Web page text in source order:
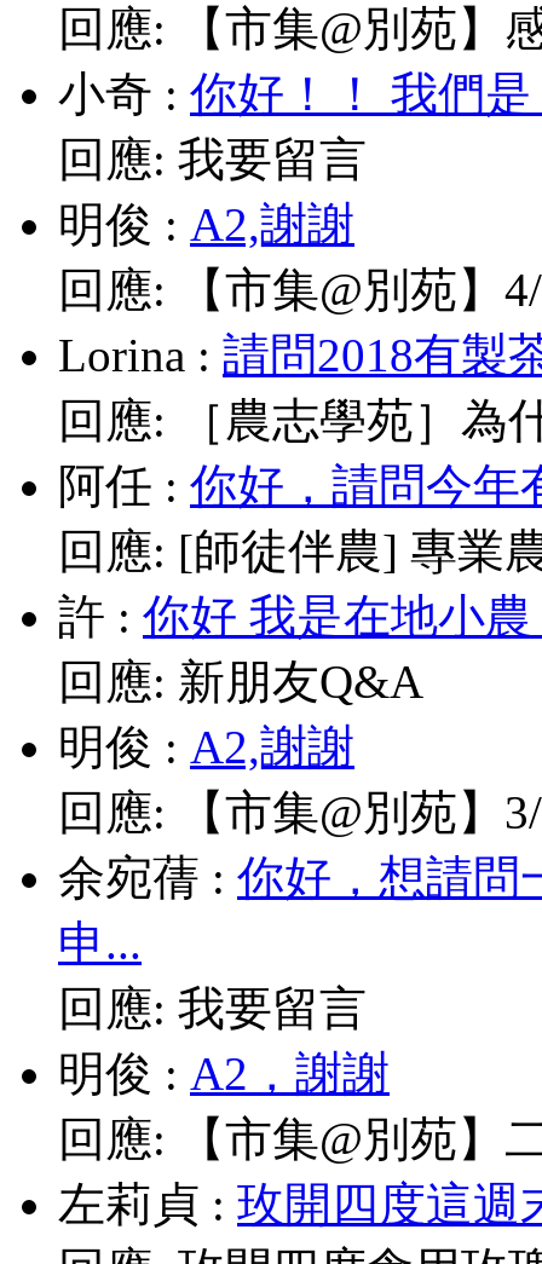
回應:
【市集@別苑】
小奇 : 你好！！ 我們
回應: 我要留言
明俊 : A2,謝謝
回應:
【市集@別苑】
Lorina : 請問2018有製
回應:
［農志學苑］為
阿任 : 你好，請問今年
回應: [師徒伴農] 專業
許 : 你好 我是在地小
回應: 新朋友Q&A
明俊 : A2,謝謝
回應:
【市集@別苑】
余宛蒨 : 你好，想請問
申...
回應: 我要留言
明俊 : A2，謝謝
回應:
【市集@別苑】
左莉貞 : 玫開四度這週